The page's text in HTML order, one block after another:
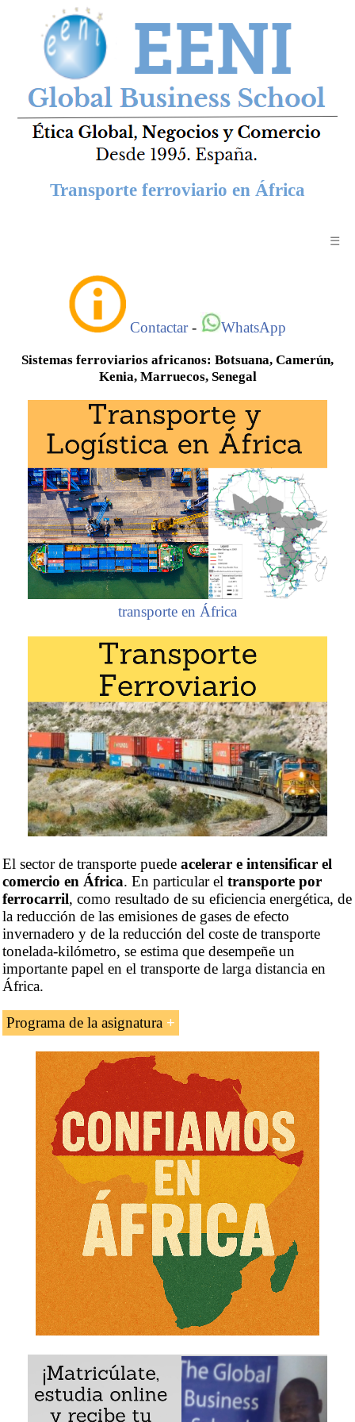
Transporte ferroviario en África
☰
Contactar- WhatsApp
Sistemas ferroviarios africanos: Botsuana, Camerún,
Kenia, Marruecos, Senegal
transporte en África
El sector de transporte puede acelerar e intensificar el
comercio en África. En particular el transporte por
ferrocarril, como resultado de su eficiencia energética, de
la reducción de las emisiones de gases de efecto
invernadero y de la reducción del coste de transporte
tonelada-kilómetro, se estima que desempeñe un
importante papel en el transporte de larga distancia en
África.
Programa de la asignatura
Introducción al transporte ferroviario en África
Situación actual de las infraestructuras africanas
ferroviarias: retos y oportunidades
La necesidad del transporte ferroviario en África
Visión general de los ferrocarriles africanos
Análisis de los sistemas ferroviarios en Botsuana,
Camerún, Kenia, Madagascar, Marruecos, Senegal,
Tanzania y Zambia
Situación actual del mercado de los ferrocarriles en
África
Modelos de negocio de ferrocarriles en África
Proyectos para nuevos ferrocarriles africanos